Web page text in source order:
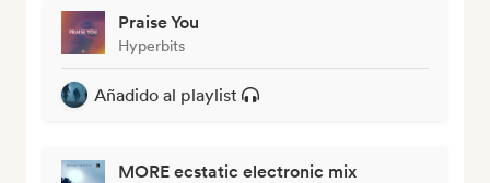
Praise You
Hyperbits
Añadido al playlist
MORE ecstatic electronic mix